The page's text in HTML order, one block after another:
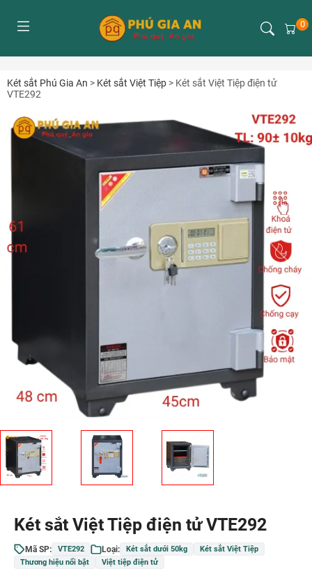
0
Két sắt Phú Gia An > Két sắt Việt Tiệp > Két sắt Việt Tiệp điện tử
VTE292
Két sắt Việt Tiệp điện tử VTE292
Mã SP: VTE292 Loại: Két sắt dưới 50kg
Két sắt Việt Tiệp
Thương hiệu nổi bật
Việt tiệp điện tử